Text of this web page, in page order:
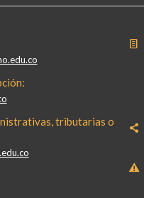
tributarias o